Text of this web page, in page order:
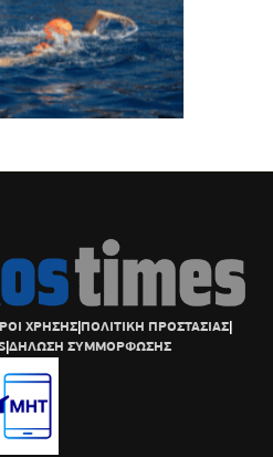
ΧΡΗΣΗΣ|ΠΟΛΙΤΙΚΗ ΠΡΟΣΤΑΣΙΑΣ|
|ΔΗΛΩΣΗ ΣΥΜΜΟΡΦΩΣΗΣ